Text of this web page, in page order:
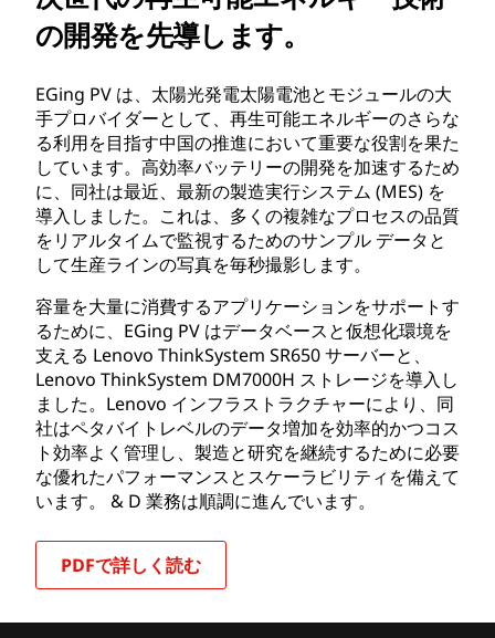
の開発を先導します。
EGing PV は、太陽光発電太陽電池とモジュールの大
手プロバイダーとして、再生可能エネルギーのさらな
る利用を目指す中国の推進において重要な役割を果た
しています。高効率バッテリーの開発を加速するため
に、同社は最近、最新の製造実行システム (MES) を
導入しました。これは、多くの複雑なプロセスの品質
をリアルタイムで監視するためのサンプル データと
して生産ラインの写真を毎秒撮影します。
容量を大量に消費するアプリケーションをサポートす
るために、EGing PV はデータベースと仮想化環境を
支える Lenovo ThinkSystem SR650 サーバーと、
Lenovo ThinkSystem DM7000H ストレージを導入し
ました。Lenovo インフラストラクチャーにより、同
社はペタバイトレベルのデータ増加を効率的かつコス
ト効率よく管理し、製造と研究を継続するために必要
な優れたパフォーマンスとスケーラビリティを備えて
います。 & D 業務は順調に進んでいます。
PDFで詳しく読む